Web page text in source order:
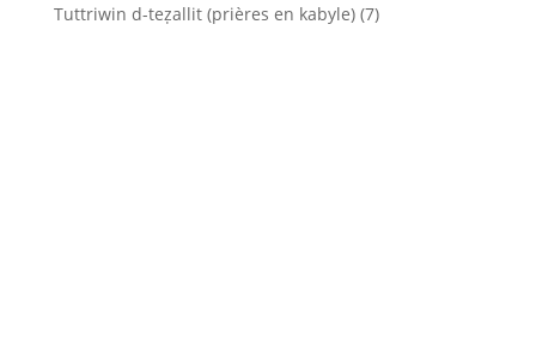
Tuttriwin d-teẓallit (prières en kabyle)(7)